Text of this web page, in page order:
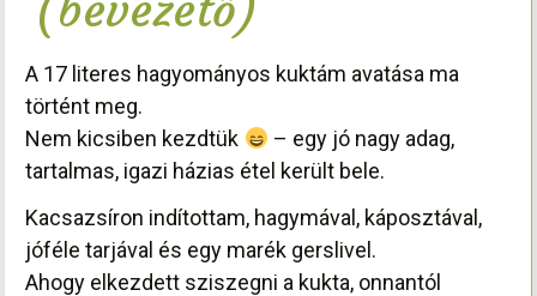
A 17 literes hagyományos kuktám avatása ma
történt meg.
Nem kicsiben kezdtük
– egy jó nagy adag,
tartalmas, igazi házias étel került bele.
Kacsazsíron indítottam, hagymával, káposztával,
jóféle tarjával és egy marék gerslivel.
Ahogy elkezdett sziszegni a kukta, onnantól